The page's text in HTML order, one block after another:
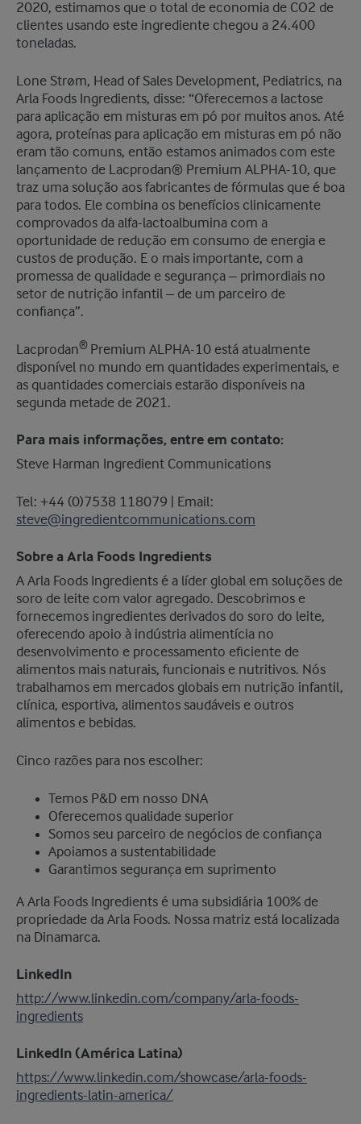
2020, estimamos que o total de economia de CO2 de
clientes usando este ingrediente chegou a 24.400
toneladas.
Lone Strøm, Head of Sales Development, Pediatrics, na
Arla Foods Ingredients, disse: “Oferecemos a lactose
para aplicação em misturas em pó por muitos anos. Até
agora, proteínas para aplicação em misturas em pó não
eram tão comuns, então estamos animados com este
lançamento de Lacprodan® Premium ALPHA-10, que
traz uma solução aos fabricantes de fórmulas que é boa
para todos. Ele combina os benefícios clinicamente
comprovados da alfa-lactoalbumina com a
oportunidade de redução em consumo de energia e
custos de produção. E o mais importante, com a
promessa de qualidade e segurança – primordiais no
setor de nutrição infantil – de um parceiro de
confiança”.
Lacprodan® Premium ALPHA-10 está atualmente
disponível no mundo em quantidades experimentais, e
as quantidades comerciais estarão disponíveis na
segunda metade de 2021.
Para mais informações, entre em contato:
Steve Harman Ingredient Communications
Tel: +44 (0)7538 118079 | Email:
steve@ingredientcommunications.com
Sobre a Arla Foods Ingredients
A Arla Foods Ingredients é a líder global em soluções de
soro de leite com valor agregado. Descobrimos e
fornecemos ingredientes derivados do soro do leite,
oferecendo apoio à indústria alimentícia no
desenvolvimento e processamento eficiente de
alimentos mais naturais, funcionais e nutritivos. Nós
trabalhamos em mercados globais em nutrição infantil,
clínica, esportiva, alimentos saudáveis e outros
alimentos e bebidas.
Cinco razões para nos escolher:
Temos P&D em nosso DNA
Oferecemos qualidade superior
Somos seu parceiro de negócios de confiança
Apoiamos a sustentabilidade
Garantimos segurança em suprimento
A Arla Foods Ingredients é uma subsidiária 100% de
propriedade da Arla Foods. Nossa matriz está localizada
na Dinamarca.
LinkedIn
http://www.linkedin.com/company/arla-foods-
ingredients
LinkedIn (América Latina)
https://www.linkedin.com/showcase/arla-foods-
ingredients-latin-america/